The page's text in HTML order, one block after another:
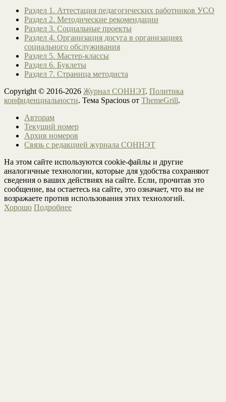
Раздел 1. Аттестация педагогических работников УСО
Раздел 2. Методические рекомендации
Раздел 3. Социальные проекты
Раздел 4. Организация досуга в организациях
социального обслуживания
Раздел 5. Мастер-классы
Раздел 6. Буклеты
Раздел 7. Страница методиста
Copyright © 2016-2026 Журнал СОННЭТ. Политика
конфиденциальности. Тема Spacious от ThemeGrill.
Авторам
Текущий номер
Архив номеров
Связь с редакцией журнала СОННЭТ
На этом сайте используются cookie-файлы и другие
аналогичные технологии, которые для удобства сохраняют
сведения о ваших действиях на сайте. Если, прочитав это
сообщение, вы остаетесь на сайте, это означает, что вы не
возражаете против использования этих технологий.
Хорошо Подробнее